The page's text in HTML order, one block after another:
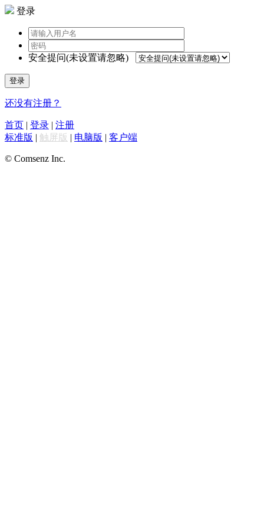
登录
安全提问(未设置请忽略)
登录
还没有注册？
首页 | 登录 | 注册
标准版 | 触屏版 | 电脑版 | 客户端
© Comsenz Inc.